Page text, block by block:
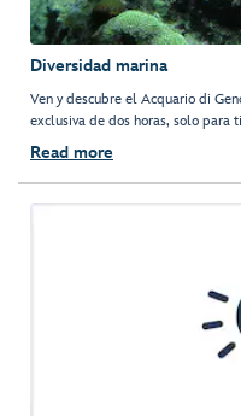
Diversidad marina
Ven y descubre el Acquario di
exclusiva de dos horas, solo para
Read more